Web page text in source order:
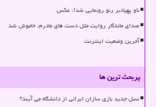
ناو پهپادبر رنو رونمایی شد!، عکس
صدای ماندگار روایت مثل دست های مادرم، خاموش شد
آخرین وضعیت اینترنت
پربحث ترین ها
نسل جدید بازی سازان ایرانی از دانشگاه می آیند؟